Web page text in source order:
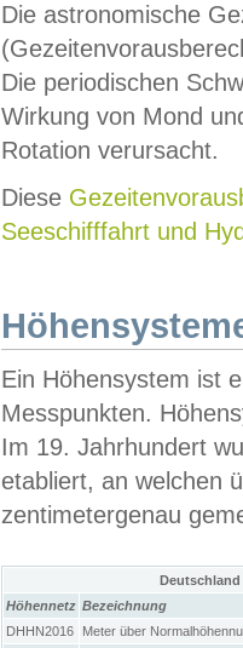
Die astronomische
Die periodischen
Wirkung von Mond
Rotation verursacht.
Diese
Seeschifffahrt und
Ein Höhensystem ist
Messpunkten.
Im 19. Jahrhundert
etabliert, an welchen
zentimetergenau
Höhennetz Bezeichnung
DHHN2016
Meter über